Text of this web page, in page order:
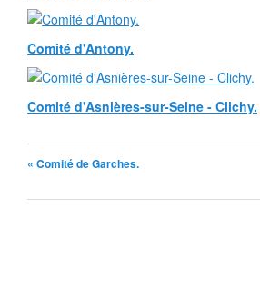
Comité d'Antony.
Comité d'Asnières-sur-Seine - Clichy.
« Comité de Garches.